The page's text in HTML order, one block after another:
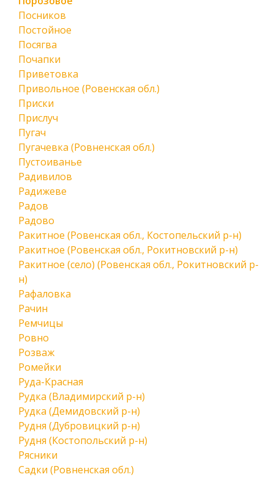
Посников
Постойное
Посягва
Почапки
Приветовка
Привольное (Ровенская обл.)
Приски
Прислуч
Пугач
Пугачевка (Ровненская обл.)
Пустоиванье
Радивилов
Радижеве
Радов
Радово
Ракитное (Ровенская обл., Костопельский р-н)
Ракитное (Ровенская обл., Рокитновский р-н)
Ракитное (село) (Ровенская обл., Рокитновский р-
н)
Рафаловка
Рачин
Ремчицы
Ровно
Розваж
Ромейки
Руда-Красная
Рудка (Владимирский р-н)
Рудка (Демидовский р-н)
Рудня (Дубровицкий р-н)
Рудня (Костопольский р-н)
Рясники
Садки (Ровненская обл.)